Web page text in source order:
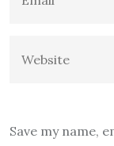
Save my name,